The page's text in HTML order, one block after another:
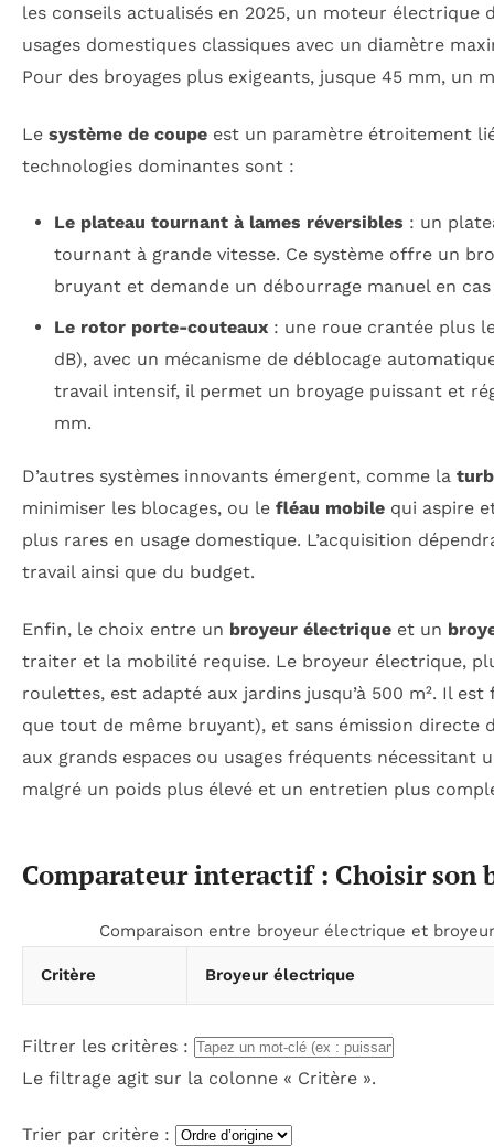
les conseils actualisés en 2025, un moteur électrique
usages domestiques classiques avec un diamètre
Pour des broyages plus exigeants, jusque 45 mm, un
Le système de coupe est un paramètre étroitement
technologies dominantes sont :
Le plateau tournant à lames réversibles : un
tournant à grande vitesse. Ce système offre un
bruyant et demande un débourrage manuel en
Le rotor porte-couteaux: une roue crantée plus
dB), avec un mécanisme de déblocage
travail intensif, il permet un broyage puissant et
mm.
D’autres systèmes innovants émergent, comme la
minimiser les blocages, ou le fléau mobile qui aspire
plus rares en usage domestique. L’acquisition
travail ainsi que du budget.
Enfin, le choix entre un broyeur électrique et un
traiter et la mobilité requise. Le broyeur électrique,
roulettes, est adapté aux jardins jusqu’à 500 m². Il
que tout de même bruyant), et sans émission directe
aux grands espaces ou usages fréquents nécessitant
malgré un poids plus élevé et un entretien plus
Comparateur interactif : Choisir son
Comparaison entre broyeur électrique et
Critère Broyeur électrique
Filtrer les critères :
Le filtrage agit sur la colonne « Critère ».
Trier par critère :